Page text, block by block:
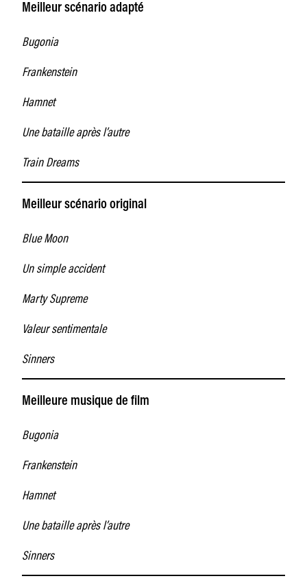
Meilleur scénario adapté
Bugonia
Frankenstein
Hamnet
Une bataille après l’autre
Train Dreams
Meilleur scénario original
Blue Moon
Un simple accident
Marty Supreme
Valeur sentimentale
Sinners
Meilleure musique de film
Bugonia
Frankenstein
Hamnet
Une bataille après l’autre
Sinners